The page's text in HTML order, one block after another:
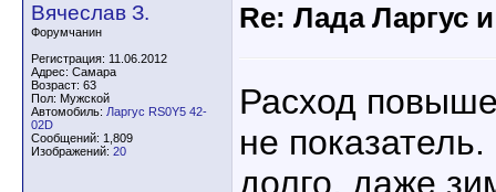
Вячеслав З.
Форумчанин
Регистрация: 11.06.2012
Адрес: Самара
Возраст: 63
Пол: Мужской
Автомобиль: Ларгус RS0Y5 42-
02D
Сообщений: 1,809
Изображений: 20
Re: Лада Ларгус
Расход
не
долго, даже